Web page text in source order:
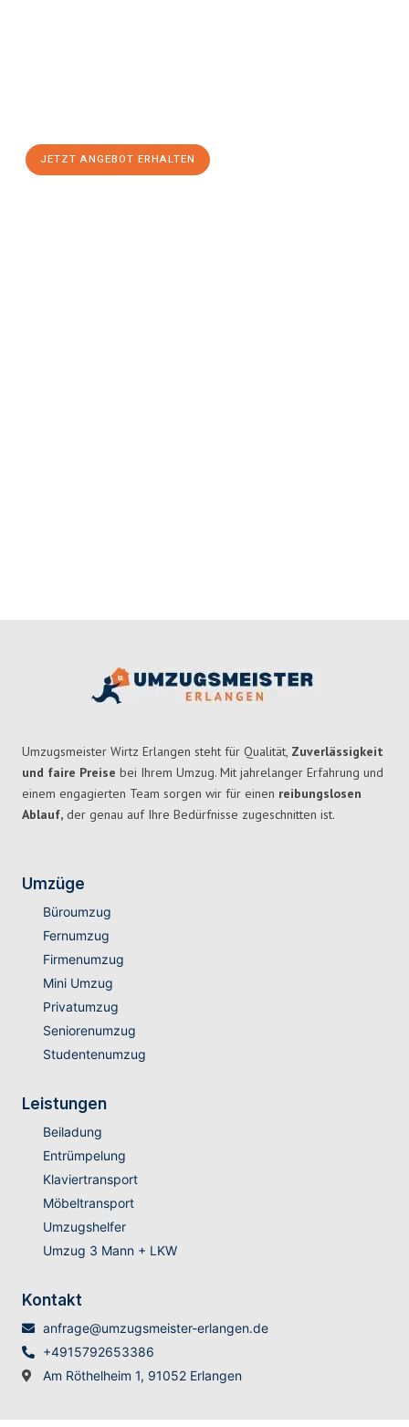
JETZT ANGEBOT ERHALTEN
Umzugsmeister Wirtz Erlangen steht für Qualität, Zuverlässigkeit
und faire Preise bei Ihrem Umzug. Mit jahrelanger Erfahrung und
einem engagierten Team sorgen wir für einen reibungslosen
Ablauf, der genau auf Ihre Bedürfnisse zugeschnitten ist.
Umzüge
Büroumzug
Fernumzug
Firmenumzug
Mini Umzug
Privatumzug
Seniorenumzug
Studentenumzug
Leistungen
Beiladung
Entrümpelung
Klaviertransport
Möbeltransport
Umzugshelfer
Umzug 3 Mann + LKW
Kontakt
anfrage@umzugsmeister-erlangen.de
+4915792653386
Am Röthelheim 1, 91052 Erlangen